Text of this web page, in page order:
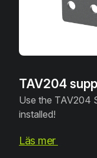
TAV204
Use the TAV204
installed!
Läs mer